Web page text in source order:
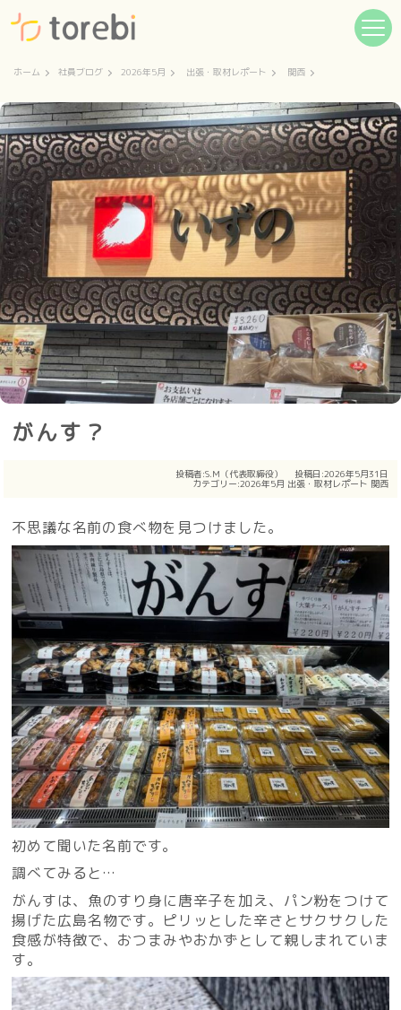
ホーム 社員ブログ 2026年5月 出張・取材レポート 関西
がんす？
投稿者:S.M（代表取締役） 投稿日:2026年5月31日
カテゴリー:2026年5月 出張・取材レポート 関西
不思議な名前の食べ物を見つけました。
初めて聞いた名前です。
調べてみると…
がんすは、魚のすり身に唐辛子を加え、パン粉をつけて
揚げた広島名物です。ピリッとした辛さとサクサクした
食感が特徴で、おつまみやおかずとして親しまれていま
す。